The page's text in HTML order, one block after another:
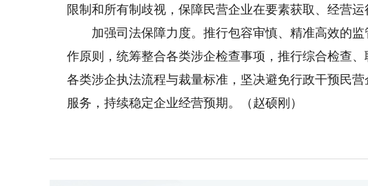
限制和所有制歧视，保障民营企业在要素获取、经营
加强司法保障力度。推行包容审慎、精准高效的监
作原则，统筹整合各类涉企检查事项，推行综合检查
各类涉企执法流程与裁量标准，坚决避免行政干预民
服务，持续稳定企业经营预期。（赵硕刚）